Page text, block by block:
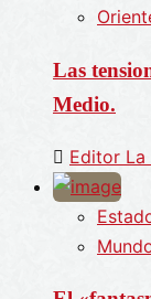
Las
Medio.
Editor La